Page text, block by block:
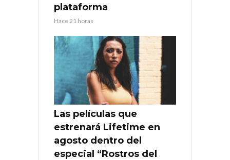
plataforma
Hace 21 horas
Las películas que
estrenará Lifetime en
agosto dentro del
especial “Rostros del